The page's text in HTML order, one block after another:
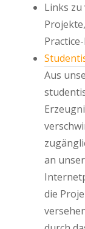
Links
Aus
an
die